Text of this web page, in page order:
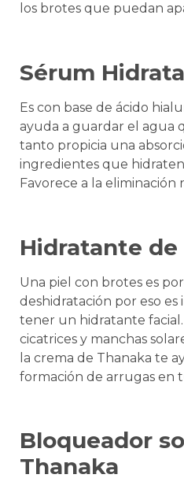
los brotes que puedan
Sérum
Es con base de ácido
ayuda a guardar el agua
tanto propicia una
ingredientes que
Favorece a la eliminación
Hidratante de
Una piel con brotes es
deshidratación por eso
tener un hidratante facial.
cicatrices y manchas
la crema de Thanaka te
formación de arrugas en
Bloqueador
Thanaka